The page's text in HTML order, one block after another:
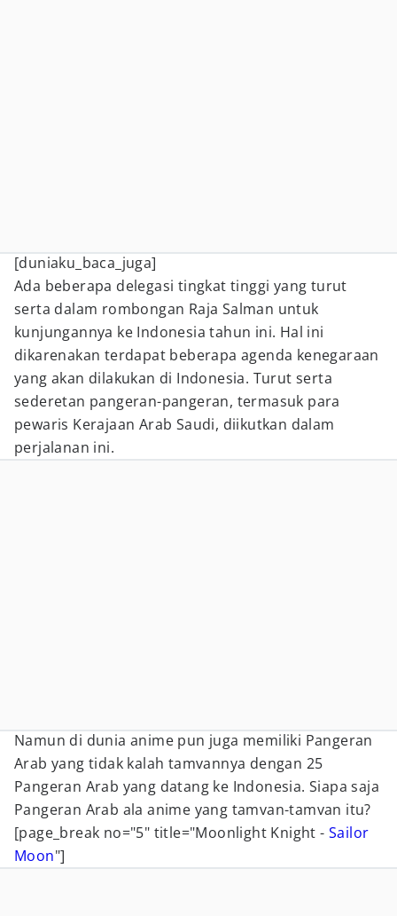
[duniaku_baca_juga]
Ada beberapa delegasi tingkat tinggi yang turut
serta dalam rombongan Raja Salman untuk
kunjungannya ke Indonesia tahun ini. Hal ini
dikarenakan terdapat beberapa agenda kenegaraan
yang akan dilakukan di Indonesia. Turut serta
sederetan pangeran-pangeran, termasuk para
pewaris Kerajaan Arab Saudi, diikutkan dalam
perjalanan ini.
Namun di dunia anime pun juga memiliki Pangeran
Arab yang tidak kalah tamvannya dengan 25
Pangeran Arab yang datang ke Indonesia. Siapa saja
Pangeran Arab ala anime yang tamvan-tamvan itu?
[page_break no="5" title="Moonlight Knight - Sailor
Moon"]